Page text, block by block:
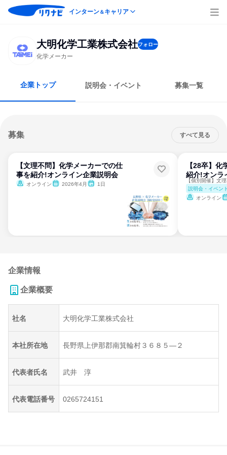
インターン＆キャリア
大明化学工業株式会社フォロー
化学メーカー
企業トップ 説明会・イベント 募集一覧
募集 すべて見る
【文理不問】化学メーカーでの仕
事を紹介!オンライン企業説明会
オンライン 2026年4月 1日
【28卒】化
紹介!オンラ
【個別開催】文
説明会・イベン
オンライン
企業情報
企業概要
社名 大明化学工業株式会社
本社所在地 長野県上伊那郡南箕輪村３６８５―２
代表者氏名 武井 淳
代表電話番号 0265724151